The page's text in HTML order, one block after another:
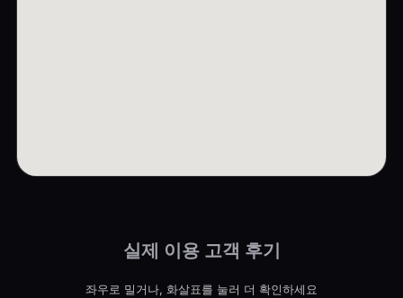
실제 이용 고객 후기
좌우로 밀거나, 화살표를 눌러 더 확인하세요